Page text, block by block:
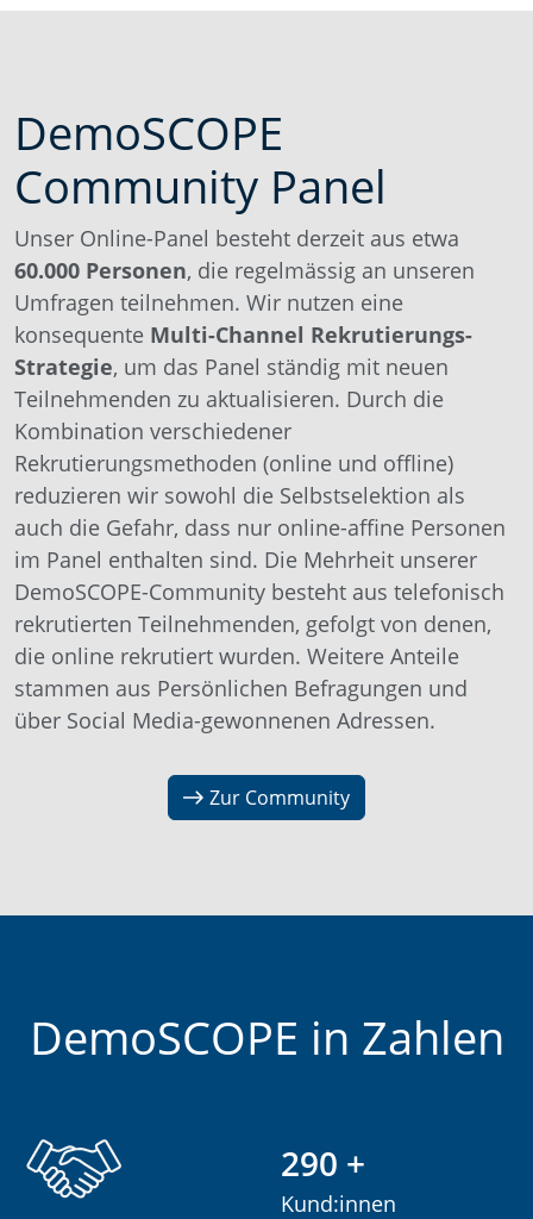
DemoSCOPE
Community Panel
Unser Online-Panel besteht derzeit aus etwa
60.000 Personen, die regelmässig an unseren
Umfragen teilnehmen. Wir nutzen eine
konsequente Multi-Channel Rekrutierungs-
Strategie, um das Panel ständig mit neuen
Teilnehmenden zu aktualisieren. Durch die
Kombination verschiedener
Rekrutierungsmethoden (online und offline)
reduzieren wir sowohl die Selbstselektion als
auch die Gefahr, dass nur online-affine Personen
im Panel enthalten sind. Die Mehrheit unserer
DemoSCOPE-Community besteht aus telefonisch
rekrutierten Teilnehmenden, gefolgt von denen,
die online rekrutiert wurden. Weitere Anteile
stammen aus Persönlichen Befragungen und
über Social Media-gewonnenen Adressen.
Zur Community
DemoSCOPE in Zahlen
500 +
Kund:innen